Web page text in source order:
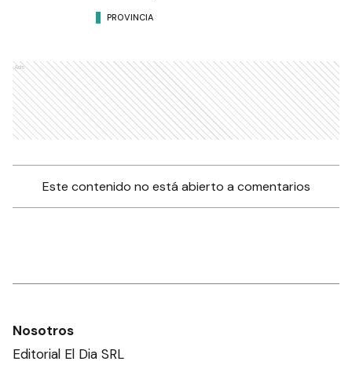
PROVINCIA
Ads
Este contenido no está abierto a comentarios
Nosotros
Editorial El Dia SRL